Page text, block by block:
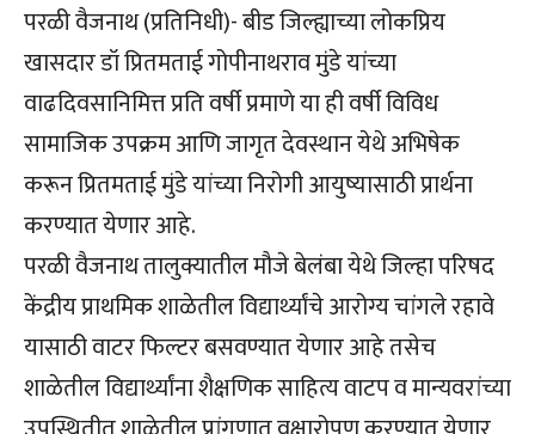
परळी वैजनाथ (प्रतिनिधी)- बीड जिल्ह्याच्या लोकप्रिय
खासदार डॉ प्रितमताई गोपीनाथराव मुंडे यांच्या
वाढदिवसानिमित्त प्रति वर्षी प्रमाणे या ही वर्षी विविध
सामाजिक उपक्रम आणि जागृत देवस्थान येथे अभिषेक
करून प्रितमताई मुंडे यांच्या निरोगी आयुष्यासाठी प्रार्थना
करण्यात येणार आहे.
परळी वैजनाथ तालुक्यातील मौजे बेलंबा येथे जिल्हा परिषद
केंद्रीय प्राथमिक शाळेतील विद्यार्थ्यांचे आरोग्य चांगले रहावे
यासाठी वाटर फिल्टर बसवण्यात येणार आहे तसेच
शाळेतील विद्यार्थ्यांना शैक्षणिक साहित्य वाटप व मान्यवरांच्या